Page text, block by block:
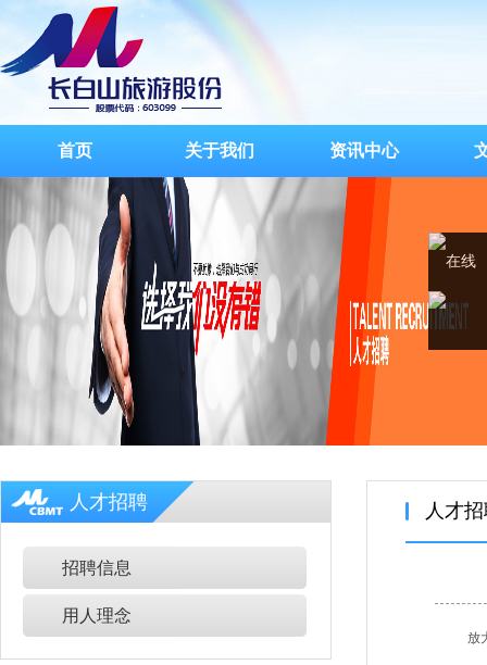
首页 关于我们 资讯中心
人才招聘
招聘信息
用人理念
人才
放
在线
客服